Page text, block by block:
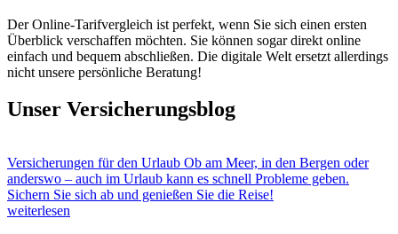
Der Online-Tarifvergleich ist perfekt, wenn Sie sich einen ersten
Überblick verschaffen möchten. Sie können sogar direkt online
einfach und bequem abschließen. Die digitale Welt ersetzt allerdings
nicht unsere persönliche Beratung!
Unser Versicherungsblog
Versicherungen für den Urlaub Ob am Meer, in den Bergen oder
anderswo – auch im Urlaub kann es schnell Probleme geben.
Sichern Sie sich ab und genießen Sie die Reise!
weiterlesen